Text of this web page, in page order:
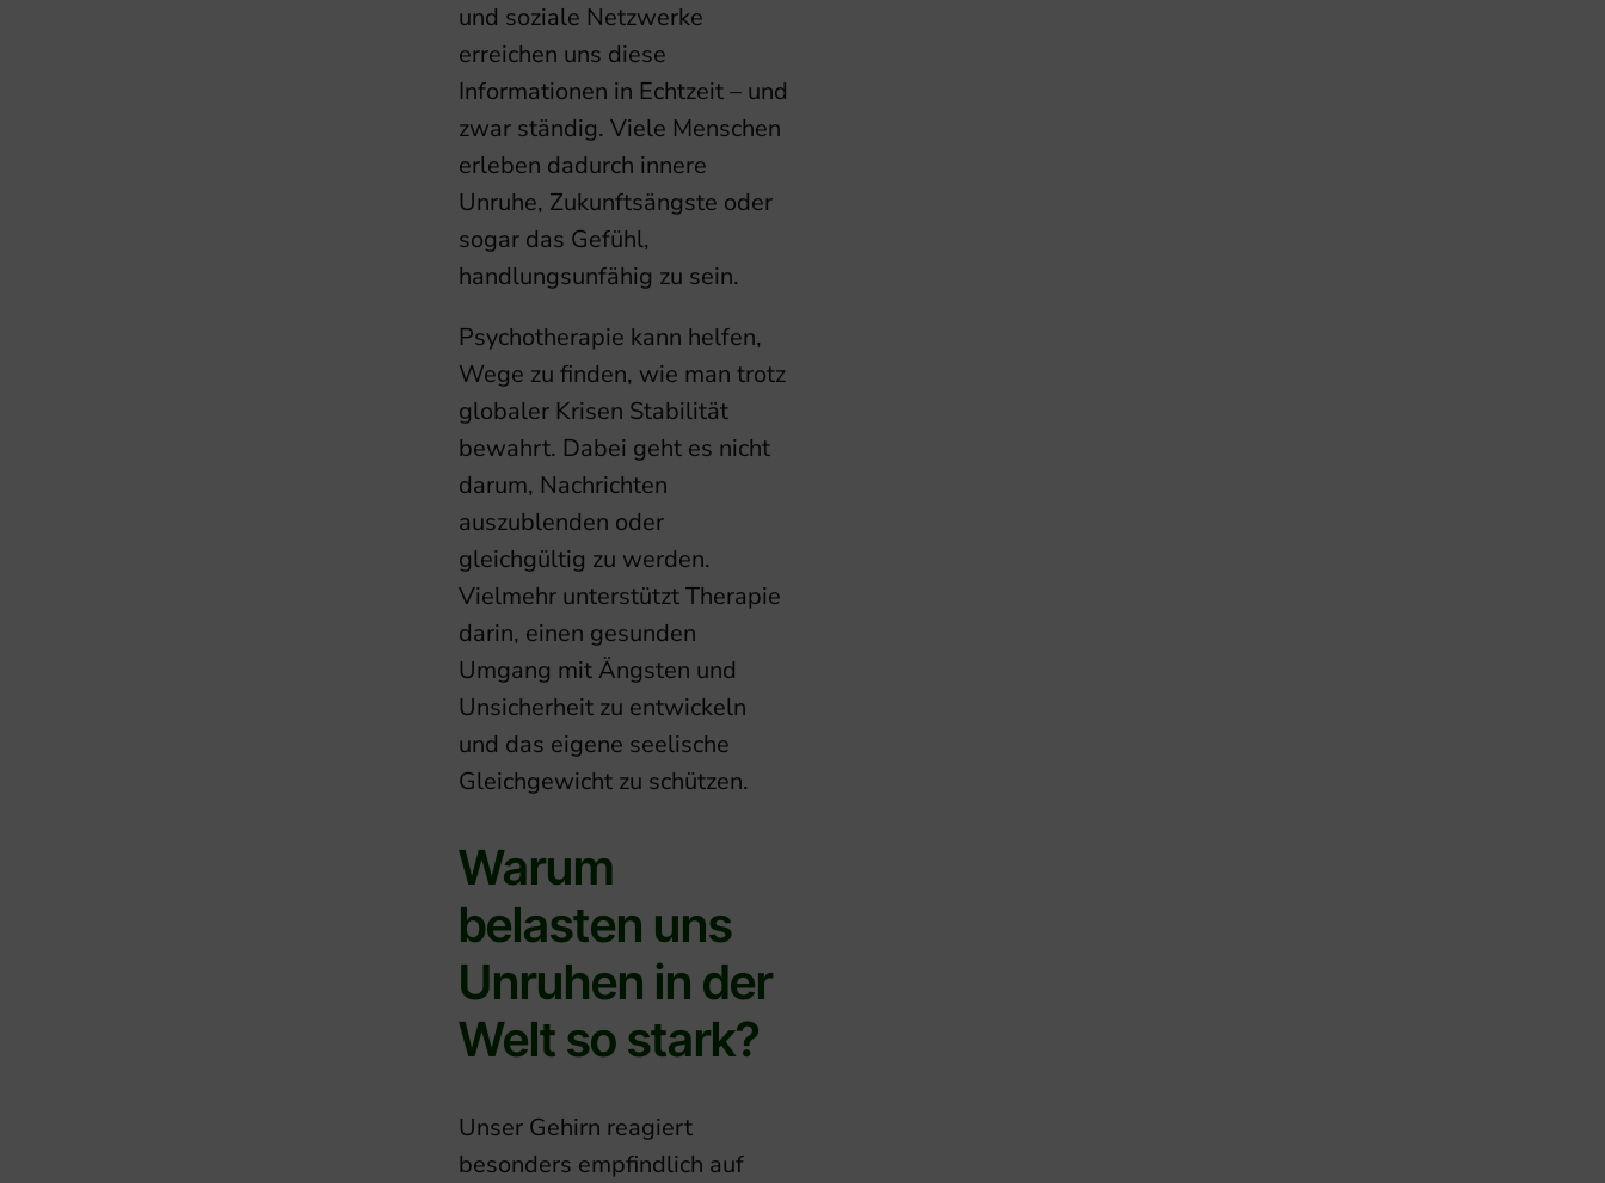
und soziale Netzwerke
erreichen uns diese
Informationen in Echtzeit – und
zwar ständig. Viele Menschen
erleben dadurch innere
Unruhe, Zukunftsängste oder
sogar das Gefühl,
handlungsunfähig zu sein.
Psychotherapie kann helfen,
Wege zu finden, wie man trotz
globaler Krisen Stabilität
bewahrt. Dabei geht es nicht
darum, Nachrichten
auszublenden oder
gleichgültig zu werden.
Vielmehr unterstützt Therapie
darin, einen gesunden
Umgang mit Ängsten und
Unsicherheit zu entwickeln
und das eigene seelische
Gleichgewicht zu schützen.
Warum
belasten uns
Unruhen in der
Welt so stark?
Unser Gehirn reagiert
besonders empfindlich auf